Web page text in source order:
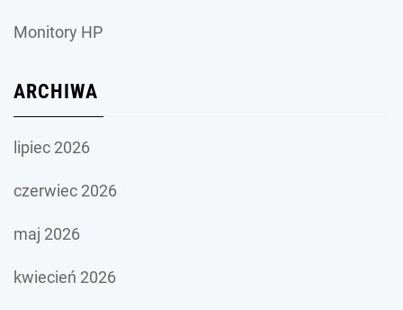
Monitory HP
ARCHIWA
lipiec 2026
czerwiec 2026
maj 2026
kwiecień 2026